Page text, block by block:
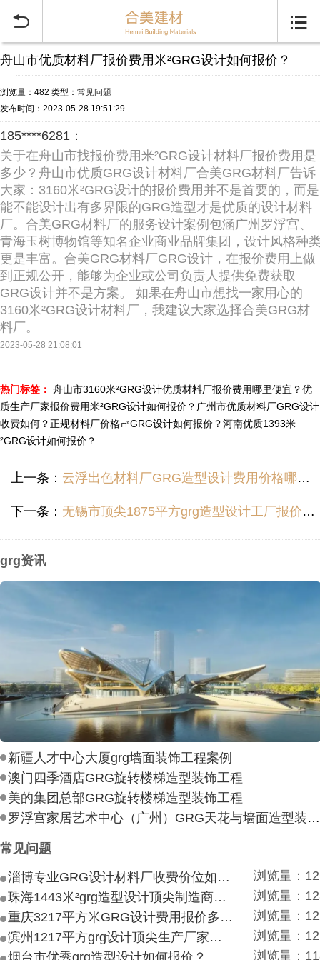
 
舟山市优质材料厂报价费用米²GRG设计如何报价？
浏览量：482 类型： 常见问题
发布时间：2023-05-28 19:51:29
185****6281：
关于在舟山市找报价费用米²GRG设计材料厂报价费用是
多少？舟山市优质GRG设计材料厂合美GRG材料厂告诉
大家：3160米²GRG设计的报价费用并不是首要的，而是
能不能设计出有多界限的GRG造型才是优质的设计材料
厂。合美GRG材料厂的服务设计案例包涵广州罗浮宫、
青海玉树博物馆等知名企业商业品牌集团，设计风格种
更是丰富。合美GRG材料厂GRG设计，在报价费用上做
到正规公开，能够为企业或公司负责人提供免费获取
GRG设计并不是方案。 如果在舟山市想找一家用心的
3160米²GRG设计材料厂，我建议大家选择合美GRG材
料厂。
2023-05-28 21:08:01
热门标签： 舟山市3160米²GRG设计优质材料厂报价费用哪里便宜？优
质生产厂家报价费用米²GRG设计如何报价？ 广州市优质材料厂GRG设计
收费如何？正规材料厂价格㎡GRG设计如何报价？河南优质1393米
²GRG设计如何报价？
上一条： 云浮出色材料厂GRG造型设计费用价格哪里便宜？
下一条： 无锡市顶尖1875平方grg造型设计工厂报价收费价位多少？
grg资讯
新疆人才中心大厦grg墙面装饰工程案例
澳门四季酒店GRG旋转楼梯造型装饰工程
美的集团总部GRG旋转楼梯造型装饰工程
罗浮宫家居艺术中心（广州）GRG天花与墙面造型装饰工程
常见问题
淄博专业GRG设计材料厂收费价位如何？
浏览量：
珠海1443米²grg造型设计顶尖制造商付费付费多少？
浏览量：
重庆3217平方米GRG设计费用报价多少？
浏览量：
滨州1217平方grg设计顶尖生产厂家价目如何？
浏览量：
烟台市优秀grg造型设计如何报价？
浏览量：